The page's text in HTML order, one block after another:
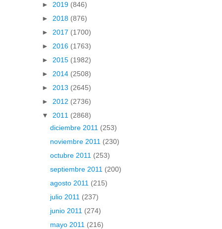
► 2019 (846)
► 2018 (876)
► 2017 (1700)
► 2016 (1763)
► 2015 (1982)
► 2014 (2508)
► 2013 (2645)
► 2012 (2736)
▼ 2011 (2868)
diciembre 2011 (253)
noviembre 2011 (230)
octubre 2011 (253)
septiembre 2011 (200)
agosto 2011 (215)
julio 2011 (237)
junio 2011 (274)
mayo 2011 (216)